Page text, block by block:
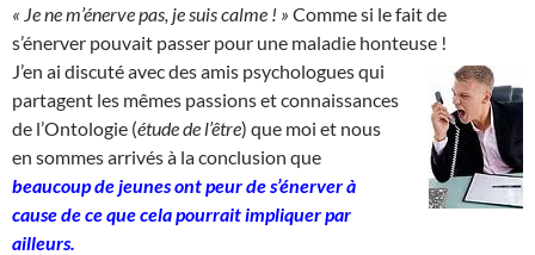
« Je ne m’énerve pas, je suis calme ! » Comme si le fait de
s’énerver pouvait passer pour une maladie honteuse !
J’en ai discuté avec des amis psychologues qui
partagent les mêmes passions et connaissances
de l’Ontologie (étude de l’être) que moi et nous
en sommes arrivés à la conclusion que
beaucoup de jeunes ont peur de s’énerver à
cause de ce que cela pourrait impliquer par
ailleurs.